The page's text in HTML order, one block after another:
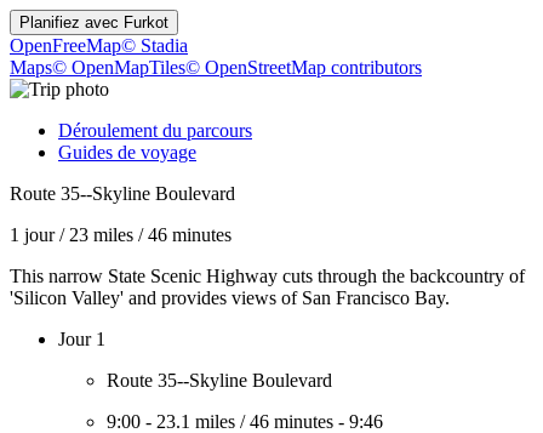
Planifiez avec Furkot
OpenFreeMap© Stadia
Maps© OpenMapTiles© OpenStreetMap contributors
Déroulement du parcours
Guides de voyage
Route 35--Skyline Boulevard
1 jour/ 23 miles /46 minutes
This narrow State Scenic Highway cuts through the backcountry of
'Silicon Valley' and provides views of San Francisco Bay.
Jour 1
Route 35--Skyline Boulevard
9:00 - 23.1 miles /46 minutes - 9:46